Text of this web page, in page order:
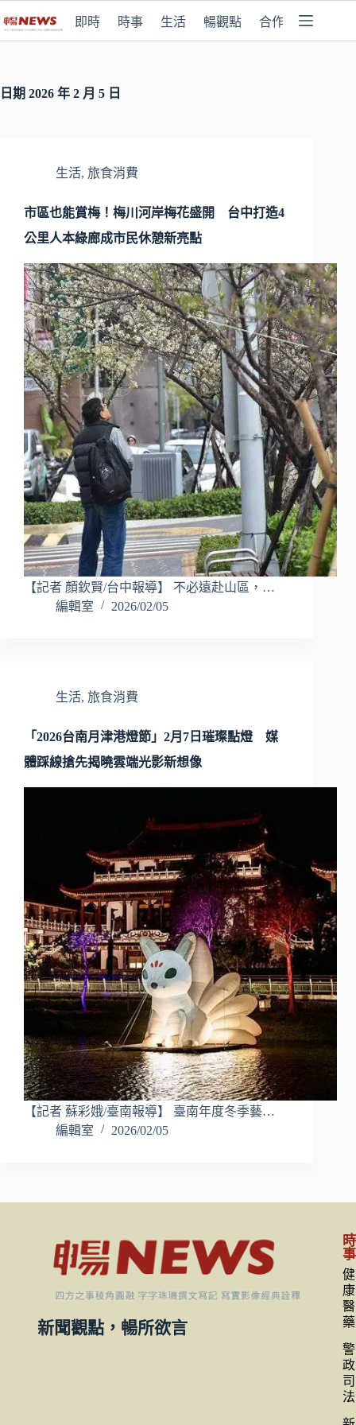
即時 時事 生活 暢觀點 合作媒體
日期 2026 年 2 月 5 日
生活, 旅食消費
市區也能賞梅！梅川河岸梅花盛開 台中打造4
公里人本綠廊成市民休憩新亮點
【記者 顏欽賢/台中報導】 不必遠赴山區，…
編輯室
2026/02/05
生活, 旅食消費
「2026台南月津港燈節」2月7日璀璨點燈 媒
體踩線搶先揭曉雲端光影新想像
【記者 蘇彩娥/臺南報導】 臺南年度冬季藝…
編輯室
2026/02/05
新聞觀點，暢所欲言
時
事
健
康
醫
藥
警
政
司
法